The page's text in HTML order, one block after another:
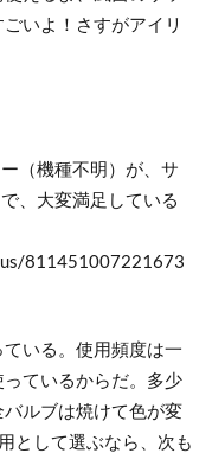
いよ！さすがアイリ
（機種不明）が、サ
、大変満足している
811451007221673
いる。使用頻度は一
ているからだ。多少
ルブは焼けて色が変
として選ぶなら、次も